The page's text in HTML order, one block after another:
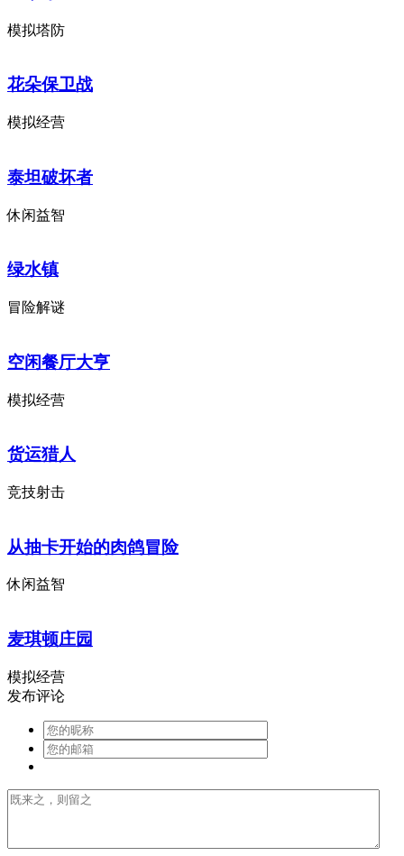
模拟塔防
花朵保卫战
模拟经营
泰坦破坏者
休闲益智
绿水镇
冒险解谜
空闲餐厅大亨
模拟经营
货运猎人
竞技射击
从抽卡开始的肉鸽冒险
休闲益智
麦琪顿庄园
模拟经营
发布评论